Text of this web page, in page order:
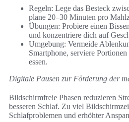
Regeln: Lege das Besteck
plane 20–30 Minuten pro
Übungen: Probiere einen
und konzentriere dich auf
Umgebung: Vermeide
Smartphone, serviere
essen.
Digitale Pausen zur Förderung der
Bildschirmfreie Phasen reduzieren
besseren Schlaf. Zu viel
Schlafproblemen und erhöhter